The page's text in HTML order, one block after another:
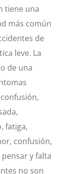
tiene una
más común
de
leve. La
de una
fatiga,
confusión,
y falta
no son